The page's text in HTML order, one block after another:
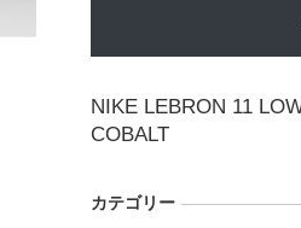
NIKE LEBRON 11
COBALT
カテゴリー